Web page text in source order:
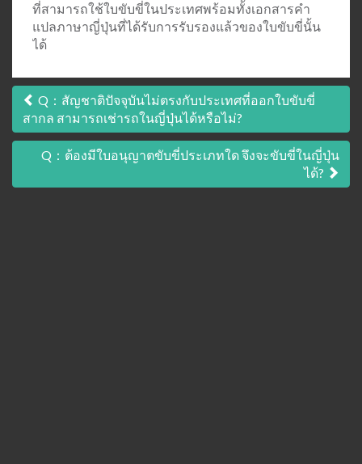
ที่สามารถใช้ใบขับขี่ในประเทศพร้อมทั้งเอกสารคำ
แปลภาษาญี่ปุ่นที่ได้รับการรับรองแล้วของใบขับขี่นั้น
ได้
เมนู
นำทาง
เรื่อง
Q：สัญชาติปัจจุบันไม่ตรงกับประเทศที่ออกใบขับขี่
สากล สามารถเช่ารถในญี่ปุ่นได้หรือไม่?
Q：ต้องมีใบอนุญาตขับขี่ประเภทใด จึงจะขับขี่ในญี่ปุ่น
ได้?